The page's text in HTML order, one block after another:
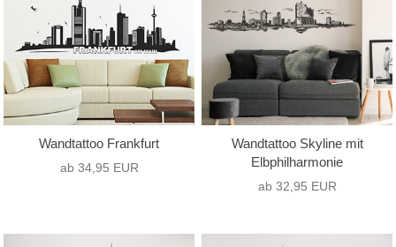
Wandtattoo Frankfurt
ab 34,95 EUR
Wandtattoo Skyline mit
Elbphilharmonie
ab 32,95 EUR